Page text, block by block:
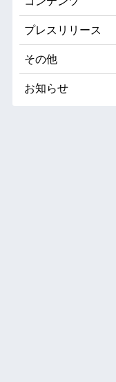
プレスリリース
その他
お知らせ